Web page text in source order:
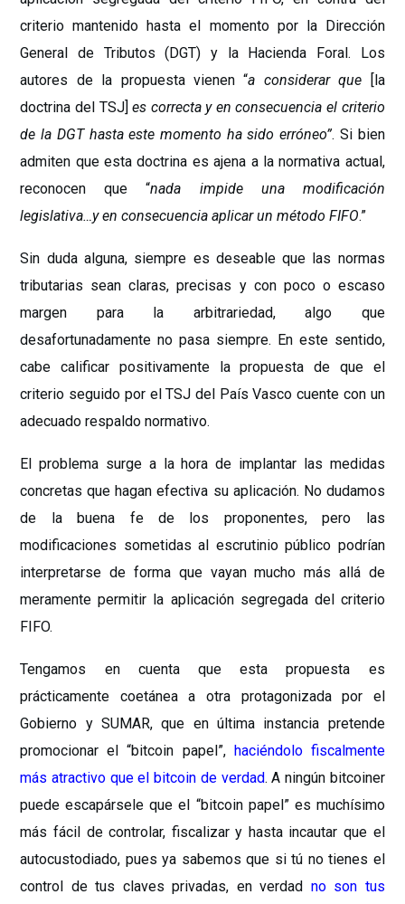
criterio mantenido hasta el momento por la Dirección
General de Tributos (DGT) y la Hacienda Foral. Los
autores de la propuesta vienen “a considerar que [la
doctrina del TSJ]es correcta y en consecuencia el criterio
de la DGT hasta este momento ha sido erróneo”. Si bien
admiten que esta doctrina es ajena a la normativa actual,
reconocen que “nada impide una modificación
legislativa…y en consecuencia aplicar un método FIFO.”
Sin duda alguna, siempre es deseable que las normas
tributarias sean claras, precisas y con poco o escaso
margen para la arbitrariedad, algo que
desafortunadamente no pasa siempre. En este sentido,
cabe calificar positivamente la propuesta de que el
criterio seguido por el TSJ del País Vasco cuente con un
adecuado respaldo normativo.
El problema surge a la hora de implantar las medidas
concretas que hagan efectiva su aplicación. No dudamos
de la buena fe de los proponentes, pero las
modificaciones sometidas al escrutinio público podrían
interpretarse de forma que vayan mucho más allá de
meramente permitir la aplicación segregada del criterio
FIFO.
Tengamos en cuenta que esta propuesta es
prácticamente coetánea a otra protagonizada por el
Gobierno y SUMAR, que en última instancia pretende
promocionar el “bitcoin papel”, haciéndolo fiscalmente
más atractivo que el bitcoin de verdad. A ningún bitcoiner
puede escapársele que el “bitcoin papel” es muchísimo
más fácil de controlar, fiscalizar y hasta incautar que el
autocustodiado, pues ya sabemos que si tú no tienes el
control de tus claves privadas, en verdad no son tus